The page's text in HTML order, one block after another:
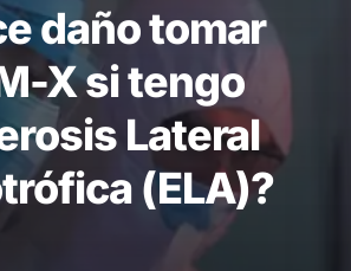
daño tomar
X si tengo
Lateral
(ELA)?